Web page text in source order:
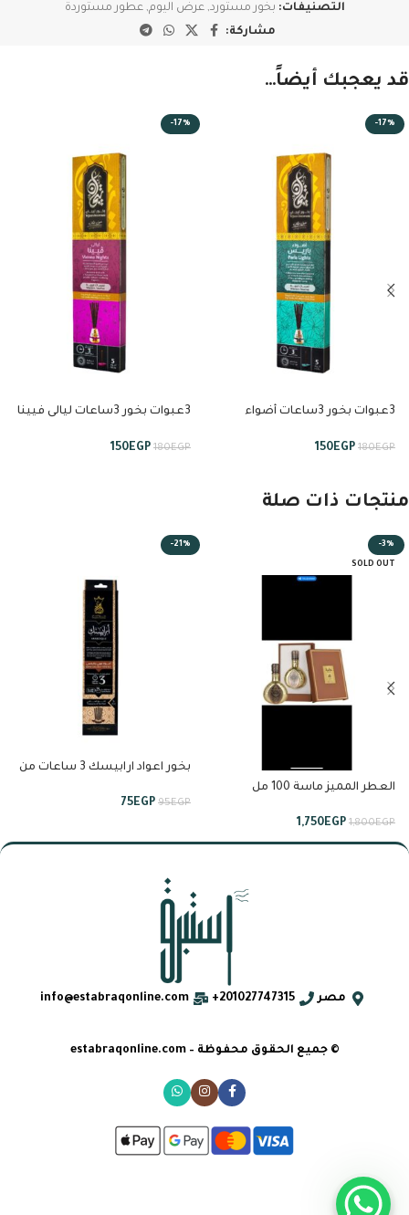
التصنيفات: بخور مستورد, عرض اليوم, عطور مستوردة
مشاركة:
قد يعجبك أيضاً…
-17%
3عبوات بخور 3ساعات أضواء
180EGP
150EGP
-17%
3عبوات بخور 3ساعات ليالى فيينا
180EGP
150EGP
منتجات ذات صلة
-3%
SOLD OUT
العطر المميز ماسة 100 مل
1,800EGP
1,750EGP
-21%
بخور اعواد ارابيسك 3 ساعات من
95EGP
75EGP
مصر 201027747315+
info@estabraqonline.com
© جميع الحقوق محفوظة – estabraqonline.com